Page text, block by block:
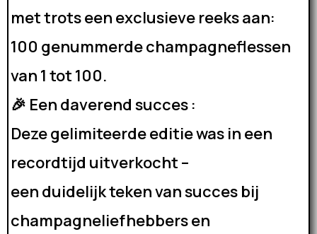
met trots een exclusieve reeks aan:
100 genummerde champagneflessen
van 1 tot 100.
🎉 Een daverend succes :
Deze gelimiteerde editie was in een
recordtijd uitverkocht –
een duidelijk teken van succes bij
champagneliefhebbers en